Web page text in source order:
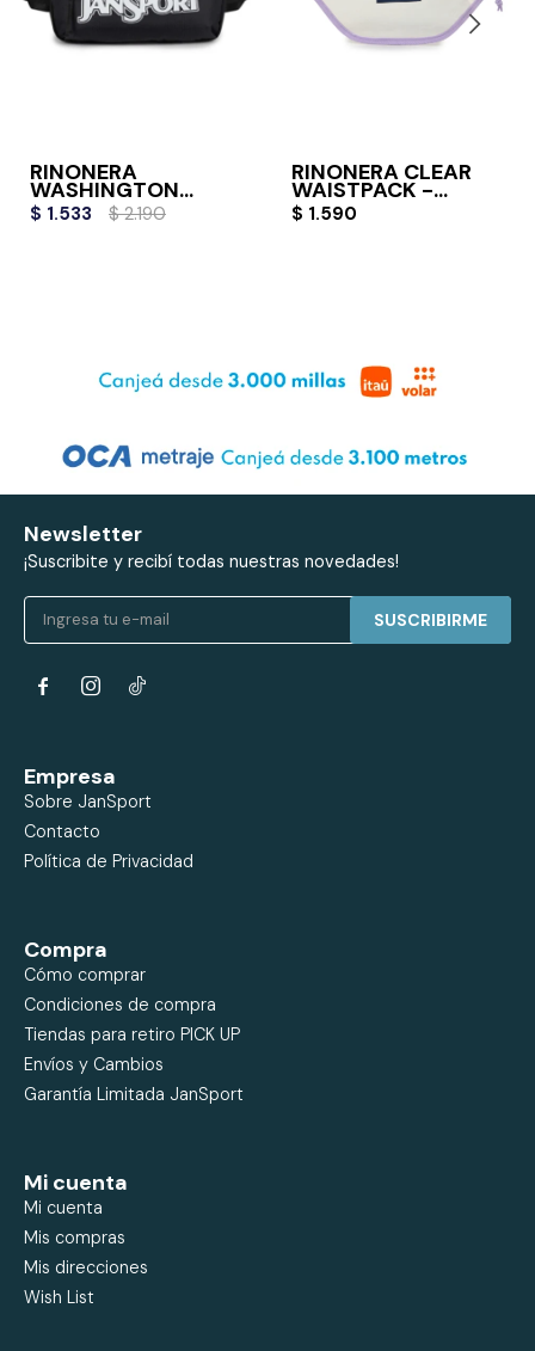
RIÑONERA
WASHINGTON
WAISTPACK -
BLACK
$ 1.533 $ 2.190
RIÑONERA CLEAR
WAISTPACK -
PASTEL LILAC
$ 1.590
Newsletter
¡Suscribite y recibí todas nuestras novedades!
SUSCRIBIRME
 
Empresa
Sobre JanSport
Contacto
Política de Privacidad
Compra
Cómo comprar
Condiciones de compra
Tiendas para retiro PICK UP
Envíos y Cambios
Garantía Limitada JanSport
Mi cuenta
Mi cuenta
Mis compras
Mis direcciones
Wish List